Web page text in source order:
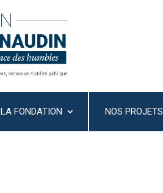
LA FONDATION NOS PROJETS